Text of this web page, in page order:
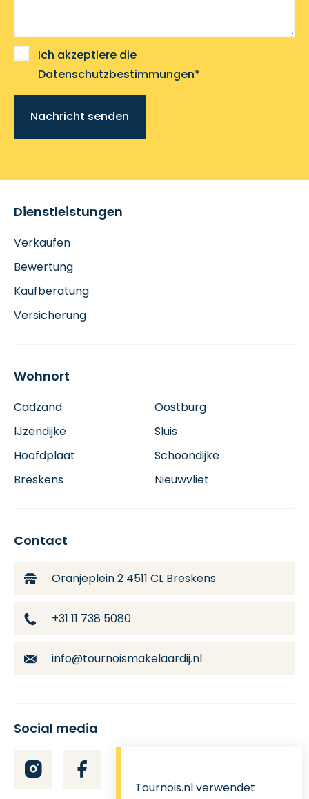
Tournois.nl verwendet
Ich akzeptiere die
Datenschutzbestimmungen*
Nachricht senden
Dienstleistungen
Verkaufen
Bewertung
Kaufberatung
Versicherung
Wohnort
Cadzand
Oostburg
IJzendijke
Sluis
Hoofdplaat
Schoondijke
Breskens
Nieuwvliet
Contact
Oranjeplein 24511 CL Breskens
+31 11 738 5080
info@tournoismakelaardij.nl
Social media